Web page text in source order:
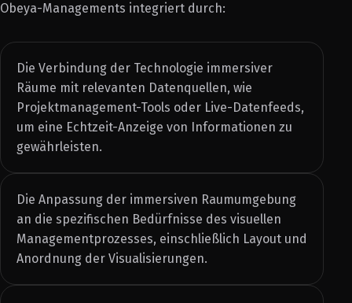
Obeya-Managements integriert durch:
Die Verbindung der Technologie immersiver
Räume mit relevanten Datenquellen, wie
Projektmanagement-Tools oder Live-Datenfeeds,
um eine Echtzeit-Anzeige von Informationen zu
gewährleisten.
Die Anpassung der immersiven Raumumgebung
an die spezifischen Bedürfnisse des visuellen
Managementprozesses, einschließlich Layout und
Anordnung der Visualisierungen.